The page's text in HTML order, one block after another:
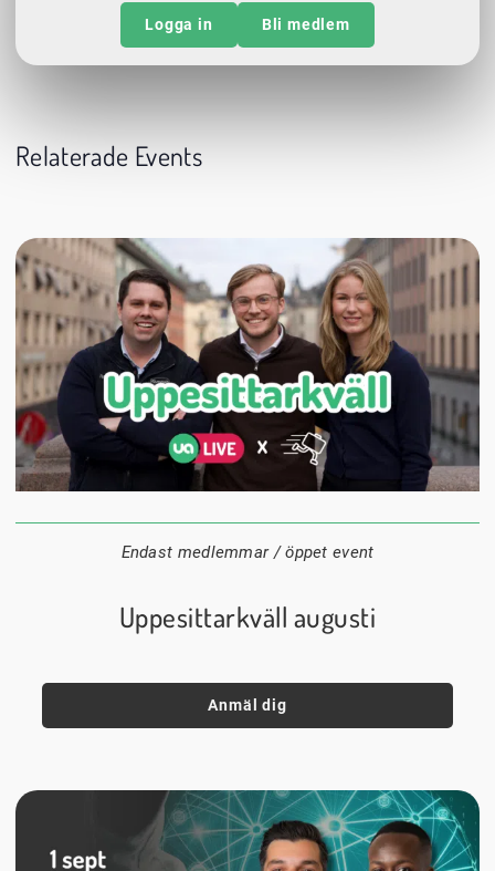
Logga in Bli medlem
Relaterade Events
24 augusti
20:00
Endast medlemmar / öppet event
Uppesittarkväll augusti
Anmäl dig